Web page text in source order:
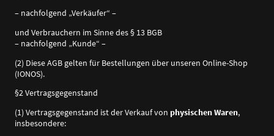
– nachfolgend „Verkäufer“ –
und Verbrauchern im Sinne des § 13 BGB
– nachfolgend „Kunde“ –
(2) Diese AGB gelten für Bestellungen über unseren Online-Shop
(IONOS).
§2 Vertragsgegenstand
(1) Vertragsgegenstand ist der Verkauf von physischen Waren,
insbesondere: